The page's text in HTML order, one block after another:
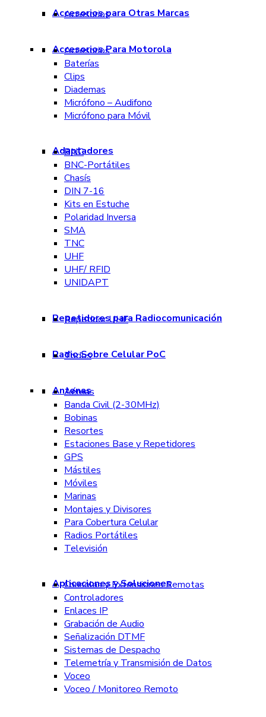
Accesorios para Otras Marcas
Accesorios
Accesorios Para Motorola
Accesorios
Baterías
Clips
Diademas
Micrófono – Audifono
Micrófono para Móvil
Adaptadores
BNC
BNC-Portátiles
Chasís
DIN 7-16
Kits en Estuche
Polaridad Inversa
SMA
TNC
UHF
UHF/ RFID
UNIDAPT
Repetidores para Radiocomunicación
Repetidor UHF
Radio Sobre Celular PoC
Todos
Antenas
Aéreas
Banda Civil (2-30MHz)
Bobinas
Resortes
Estaciones Base y Repetidores
GPS
Mástiles
Móviles
Marinas
Montajes y Divisores
Para Cobertura Celular
Radios Portátiles
Televisión
Aplicaciones y Soluciones
Consolas y Extensiones Remotas
Controladores
Enlaces IP
Grabación de Audio
Señalización DTMF
Sistemas de Despacho
Telemetría y Transmisión de Datos
Voceo
Voceo / Monitoreo Remoto